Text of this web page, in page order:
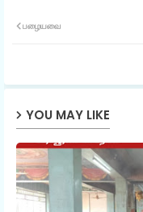
பழையவை
YOU MAY LIKE